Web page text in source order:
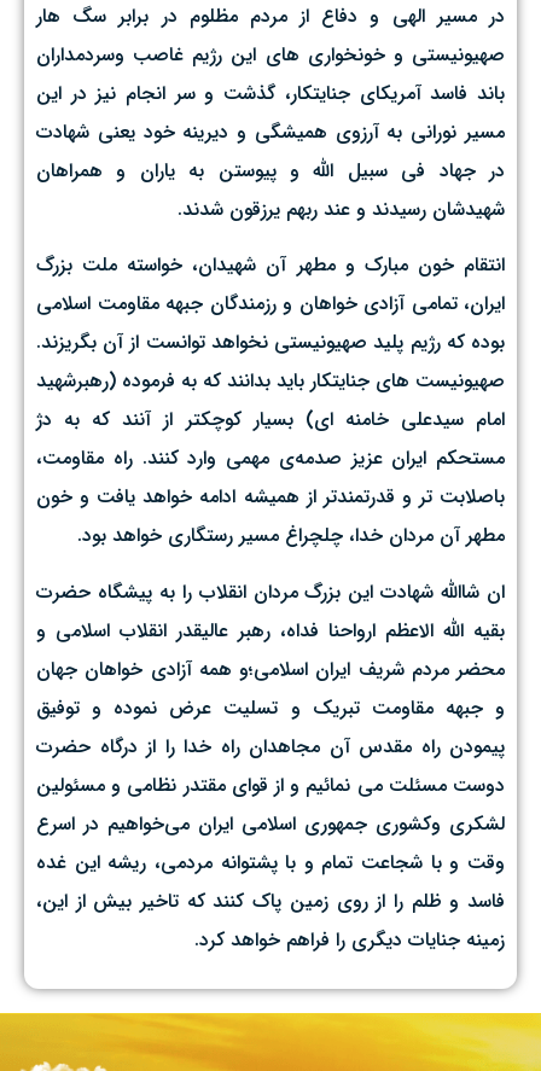
در مسیر الهی و دفاع از مردم مظلوم در برابر سگ هار
صهیونیستی و خونخواری های این رژیم غاصب وسردمداران
باند فاسد آمریکای جنایتکار، گذشت و سر انجام نیز در این
مسیر نورانی به آرزوی همیشگی و دیرینه خود یعنی شهادت
در جهاد فی سبیل الله و پیوستن به یاران و همراهان
شهیدشان رسیدند و عند ربهم یرزقون شدند.
انتقام خون مبارک و مطهر آن شهیدان، خواسته ملت بزرگ
ایران، تمامی آزادی خواهان و رزمندگان جبهه مقاومت اسلامی
بوده که رژیم پلید صهیونیستی نخواهد توانست از آن بگریزند.
صهیونیست های جنایتکار باید بدانند که به فرموده (رهبرشهید
امام سیدعلی خامنه ای) بسیار کوچکتر از آنند که به دژ
مستحکم ایران عزیز صدمه‌ی مهمی وارد کنند. راه مقاومت،
باصلابت تر و قدرتمندتر از همیشه ادامه خواهد یافت و خون
مطهر آن مردان خدا، چلچراغ مسیر رستگاری خواهد بود.
ان شاالله شهادت این بزرگ مردان انقلاب را به پیشگاه حضرت
بقیه الله الاعظم ارواحنا فداه، رهبر عالیقدر انقلاب اسلامی و
محضر مردم شریف ایران اسلامی؛و همه آزادی خواهان جهان
و جبهه مقاومت تبریک و تسلیت عرض نموده و توفیق
پیمودن راه مقدس آن مجاهدان راه خدا را از درگاه حضرت
دوست مسئلت می نمائیم و از قوای مقتدر نظامی و مسئولین
لشکری و‌کشوری جمهوری اسلامی ایران می‌خواهیم در اسرع
وقت و با شجاعت تمام و‌ با پشتوانه مردمی، ریشه این غده
فاسد و ظلم را از روی زمین پاک کنند که تاخیر بیش از این،
زمینه جنایات دیگری را فراهم خواهد کرد.